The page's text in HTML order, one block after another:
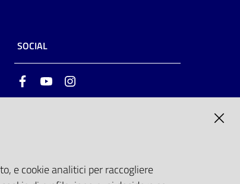
SOCIAL
FacebookYoutube
e cookie analitici per raccogliere